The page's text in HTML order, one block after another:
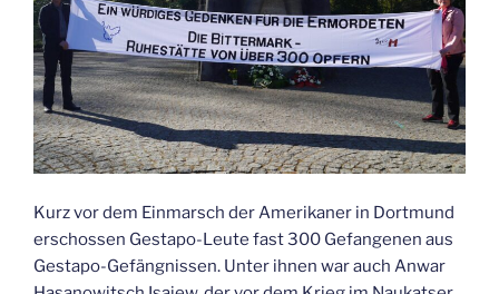
Kurz vor dem Einmarsch der Amerikaner in Dortmund
erschossen Gestapo-Leute fast 300 Gefangenen aus
Gestapo-Gefängnissen. Unter ihnen war auch Anwar